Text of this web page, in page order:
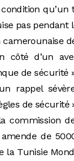
qu’un
pas pendant
camerounaise
côté d’un
de sécurité
rappel
de sécurité
commission
de
la Tunisie